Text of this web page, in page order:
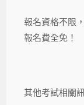
報名資格不限
報名費全免！
其他考試相關